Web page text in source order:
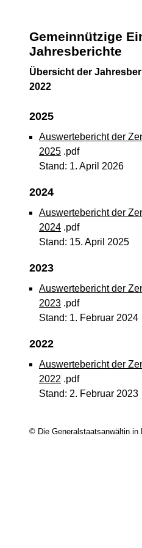
Gemeinnützige
Jahresberichte
Übersicht der
2022
2025
Auswertebericht der
2025 .pdf
Stand: 1. April 2026
2024
Auswertebericht der
2024 .pdf
Stand: 15. April 2025
2023
Auswertebericht der
2023 .pdf
Stand: 1. Februar 2024
2022
Auswertebericht der
2022 .pdf
Stand: 2. Februar 2023
© Die Generalstaatsanwältin in